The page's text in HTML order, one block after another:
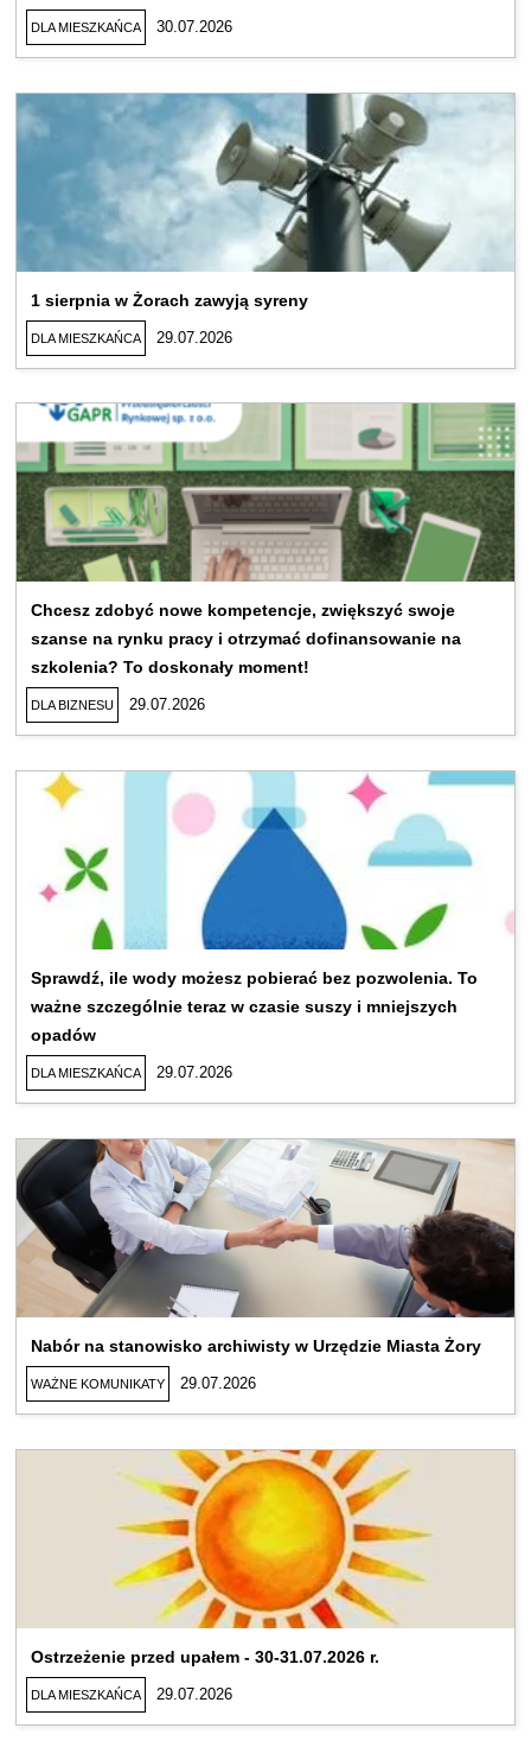
DLA MIESZKAŃCA 30.07.2026
1 sierpnia w Żorach zawyją syreny
DLA MIESZKAŃCA 29.07.2026
Chcesz zdobyć nowe kompetencje, zwiększyć swoje
szanse na rynku pracy i otrzymać dofinansowanie na
szkolenia? To doskonały moment!
DLA BIZNESU 29.07.2026
Sprawdź, ile wody możesz pobierać bez pozwolenia. To
ważne szczególnie teraz w czasie suszy i mniejszych
opadów
DLA MIESZKAŃCA 29.07.2026
Nabór na stanowisko archiwisty w Urzędzie Miasta Żory
WAŻNE KOMUNIKATY 29.07.2026
Ostrzeżenie przed upałem - 30-31.07.2026 r.
DLA MIESZKAŃCA 29.07.2026